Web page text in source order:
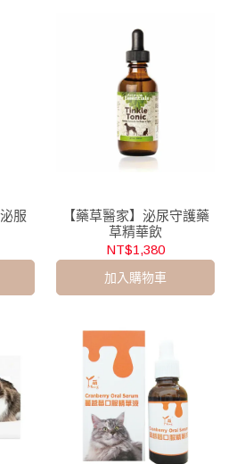
服
【藥草醫家】泌尿守護藥
草精華飲
NT$1,380
加入購物車